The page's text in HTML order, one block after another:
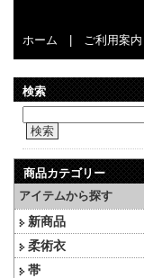
ホーム ご利用案内
検索
検索
商品カテゴリー
アイテムから探す
新商品
柔術衣
帯